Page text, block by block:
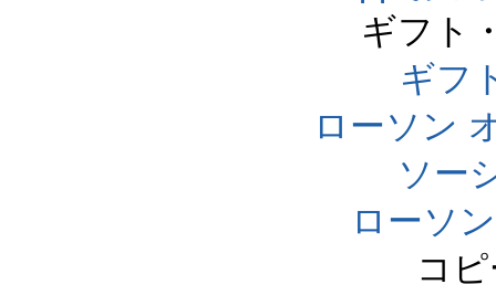
ギフト
ギフ
ローソン
ソー
ローソ
コ